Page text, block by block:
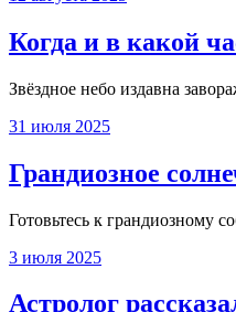
Когда и в какой
Звёздное небо издавна
31 июля 2025
Грандиозное
Готовьтесь к грандиозному
3 июля 2025
Астролог